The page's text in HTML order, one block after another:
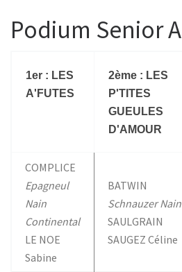
o
e
A
g
Podium Senior A
1er : LES
A'FUTES
2ème : LES
P'TITES
GUEULES
D'AMOUR
COMPLICE
Epagneul
Nain
Continental
LE NOE
Sabine
BATWIN
Schnauzer Nain
SAULGRAIN
SAUGEZ Céline